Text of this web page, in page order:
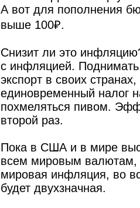
А вот для пополнения
выше 100₽.
Снизит ли это
с инфляцией.
экспорт в своих
единовременный налог
похмеляться пивом.
второй раз.
Пока в США и в мире
всем мировым валютам,
мировая инфляция, во
будет двухзначная.